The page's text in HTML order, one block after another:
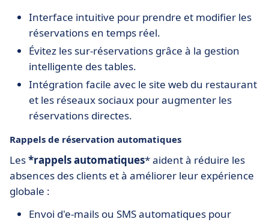
Interface intuitive pour prendre et modifier les
réservations en temps réel.
Évitez les sur-réservations grâce à la gestion
intelligente des tables.
Intégration facile avec le site web du restaurant
et les réseaux sociaux pour augmenter les
réservations directes.
Rappels de réservation automatiques
Les*rappels automatiques* aident à réduire les
absences des clients et à améliorer leur expérience
globale :
Envoi d'e-mails ou SMS automatiques pour